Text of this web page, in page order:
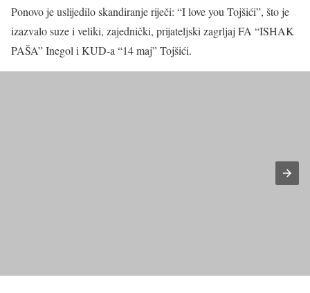
Ponovo je uslijedilo skandiranje riječi: “I love you Tojšići”, što je
izazvalo suze i veliki, zajednički, prijateljski zagrljaj FA “ISHAK
PAŠA” Inegol i KUD-a “14 maj” Tojšići.